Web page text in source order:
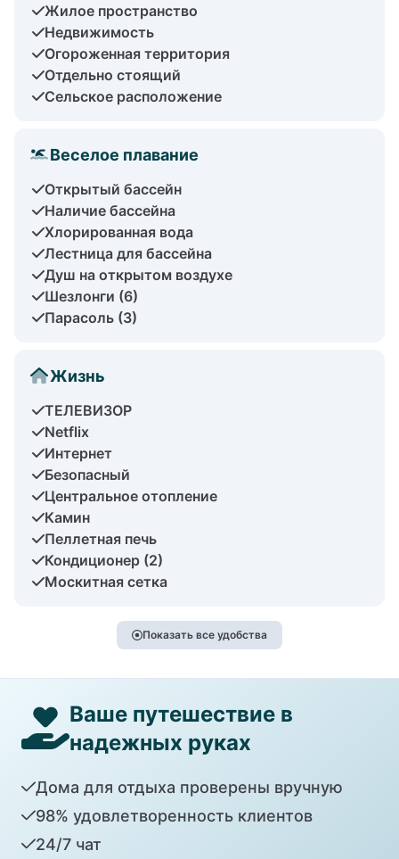
Жилое пространство
Недвижимость
Огороженная территория
Отдельно стоящий
Сельское расположение
Веселое плавание
Открытый бассейн
Наличие бассейна
Хлорированная вода
Лестница для бассейна
Душ на открытом воздухе
Шезлонги (6)
Парасоль (3)
Жизнь
ТЕЛЕВИЗОР
Netflix
Интернет
Безопасный
Центральное отопление
Камин
Пеллетная печь
Кондиционер (2)
Москитная сетка
Показать все удобства
Ваше путешествие в
надежных руках
Дома для отдыха проверены вручную
98% удовлетворенность клиентов
24/7 чат